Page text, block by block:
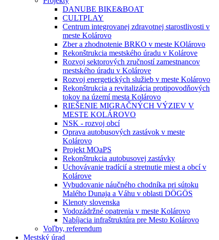
DANUBE BIKE&BOAT
CULTPLAY
Centrum integrovanej zdravotnej starostlivosti v
meste Kolárovo
Zber a zhodnotenie BRKO v meste KOlárovo
Rekonštrukcia mestského úradu v Kolárove
Rozvoj sektorových zručností zamestnancov
mestského úradu v Kolárove
Rozvoj energetických služieb v meste Kolárovo
Rekonštrukcia a revitalizácia protipovodňových
tokov na území mesta Kolárovo
RIEŠENIE MIGRAČNÝCH VÝZIEV V
MESTE KOLÁROVO
NSK - rozvoj obcí
Oprava autobusových zastávok v meste
Kolárovo
Projekt MOaPS
Rekonštrukcia autobusovej zastávky
Uchovávanie tradícií a stretnutie miest a obcí v
Kolárove
Vybudovanie náučného chodníka pri sútoku
Malého Dunaja a Váhu v oblasti DÖGÖS
Klenoty slovenska
Vodozádržné opatrenia v meste Kolárovo
Nabíjacia infraštruktúra pre Mesto Kolárovo
Voľby, referendum
Mestský úrad